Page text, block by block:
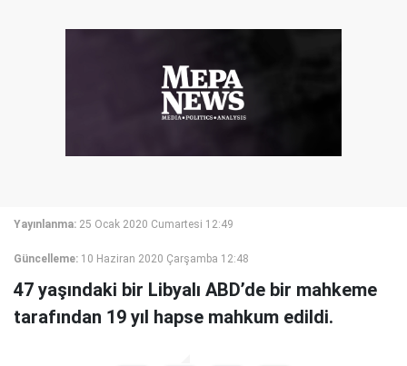
Yayınlanma: 25 Ocak 2020 Cumartesi 12:49
Güncelleme: 10 Haziran 2020 Çarşamba 12:48
47 yaşındaki bir Libyalı ABD’de bir mahkeme
tarafından 19 yıl hapse mahkum edildi.